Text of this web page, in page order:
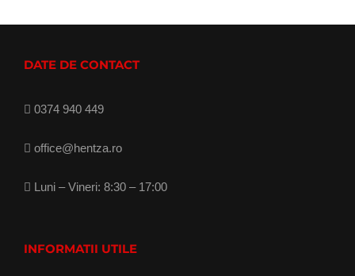
DATE DE CONTACT
0374 940 449
office@hentza.ro
Luni – Vineri: 8:30 – 17:00
INFORMATII UTILE